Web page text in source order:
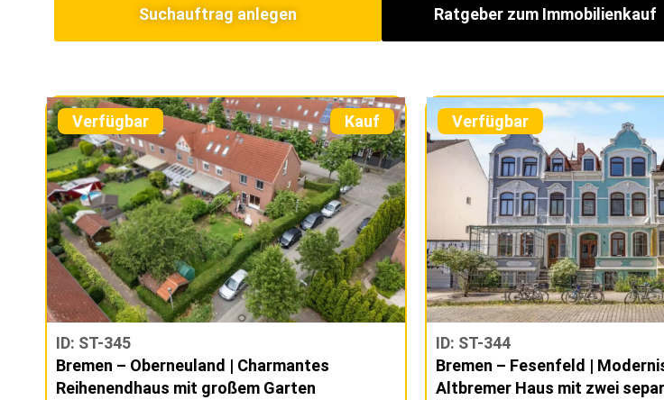
Suchauftrag anlegen Ratgeber zum Immobilienkauf
Verfügbar Kauf
ID: ST-345
Bremen – Oberneuland | Charmantes
Reihenendhaus mit großem Garten
Verfügbar
ID: ST-344
Bremen – Fesenfeld |
Altbremer Haus mit zwei